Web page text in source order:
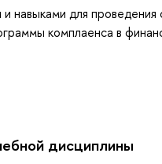
навыками для проведения
комплаенса в
дисциплины